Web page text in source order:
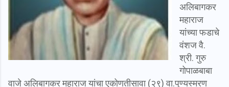
अलिबागकर
महाराज
यांच्या फडाचे
वंशज वै.
श्री. गुरु
गोपाळबाबा
वाजे अलिबागकर महाराज यांचा एकोणतीसावा (२९) वा.पुण्यस्मरण